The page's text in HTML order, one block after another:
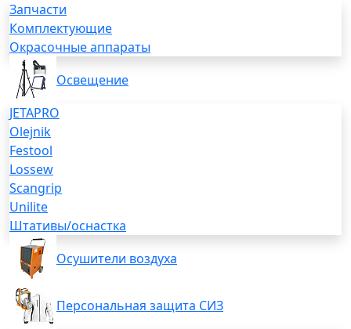
Запчасти
Комплектующие
Окрасочные аппараты
Освещение
JETAPRO
Olejnik
Festool
Lossew
Scangrip
Unilite
Штативы/оснастка
Осушители воздуха
Персональная защита СИЗ